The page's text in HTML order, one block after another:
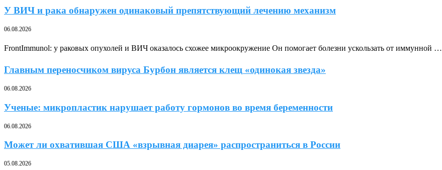
У ВИЧ и рака обнаружен одинаковый препятствующий лечению механизм
06.08.2026
FrontImmunol: у раковых опухолей и ВИЧ оказалось схожее микроокружение Он помогает болезни ускользать от иммунной …
Главным переносчиком вируса Бурбон является клещ «одинокая звезда»
06.08.2026
Ученые: микропластик нарушает работу гормонов во время беременности
06.08.2026
Может ли охватившая США «взрывная диарея» распространиться в России
05.08.2026